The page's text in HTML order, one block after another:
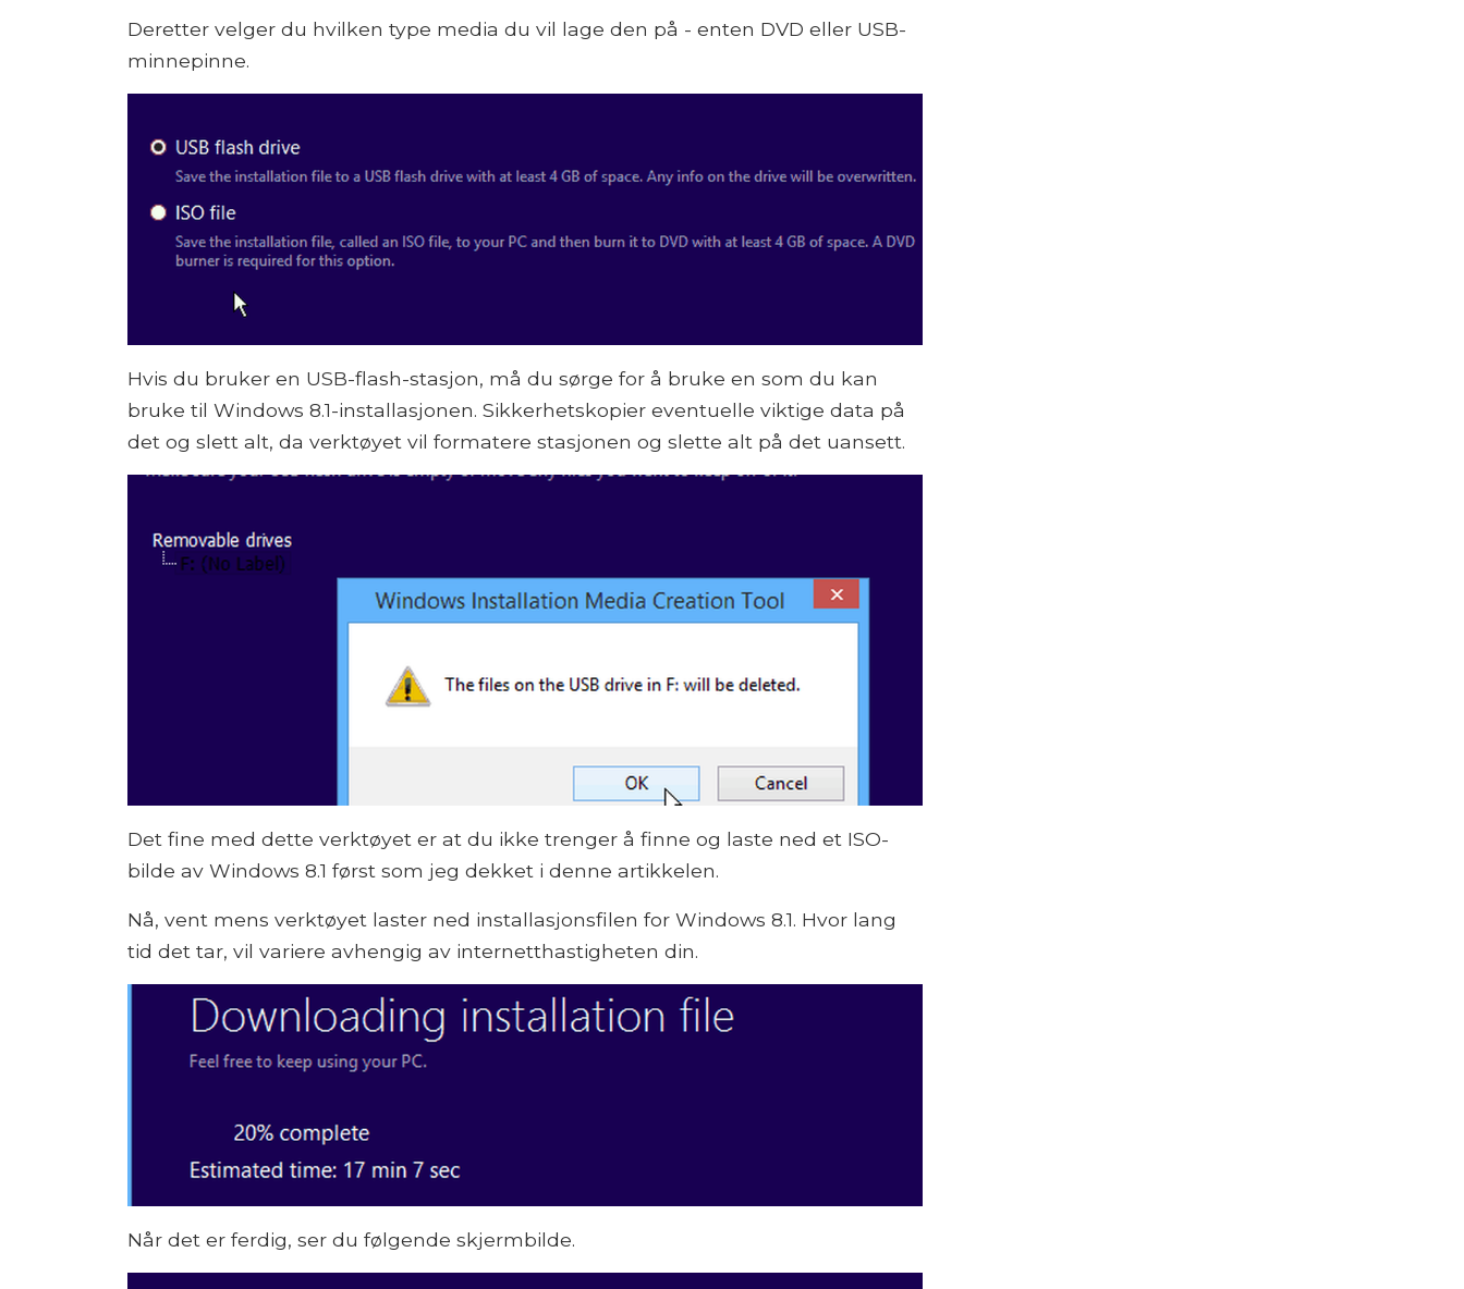
Deretter velger du hvilken type media du vil lage den på - enten DVD eller USB-
minnepinne.
Hvis du bruker en USB-flash-stasjon, må du sørge for å bruke en som du kan
bruke til Windows 8.1-installasjonen. Sikkerhetskopier eventuelle viktige data på
det og slett alt, da verktøyet vil formatere stasjonen og slette alt på det uansett.
Det fine med dette verktøyet er at du ikke trenger å finne og laste ned et ISO-
bilde av Windows 8.1 først som jeg dekket i denne artikkelen.
Nå, vent mens verktøyet laster ned installasjonsfilen for Windows 8.1. Hvor lang
tid det tar, vil variere avhengig av internetthastigheten din.
Når det er ferdig, ser du følgende skjermbilde.